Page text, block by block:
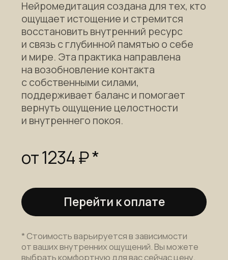
Перейти к оплате
на разблокировку творческого
потенциала и восстановление
ресурса, необходимого для жизни
в состоянии творения и потока. Эта
практика помогает поддерживать
новое состояние через сонастройку
тела, укрепляя связь с собой
и создавая условия для свободного
выражения идей и внутренней
гармонии.
от 1234 ₽ *
выбрать комфортную для вас сейчас цену.
Доступ к практике бессрочный.
Вы можете купить нейромедитацию
в подарок, указав при оплате данные
получателя.